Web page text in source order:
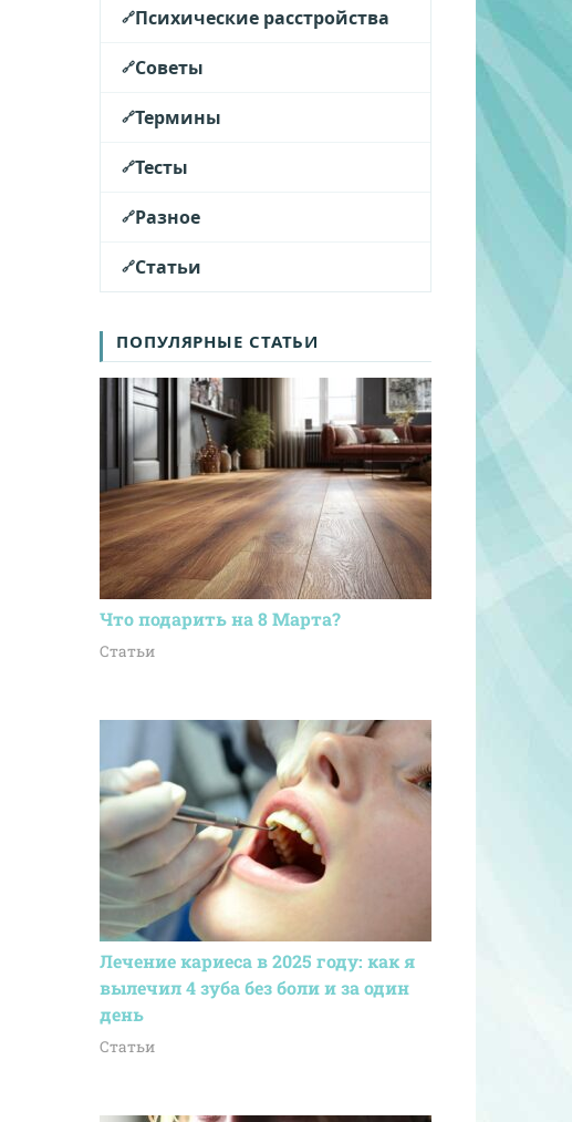
Психические расстройства
Советы
Термины
Тесты
Разное
Статьи
ПОПУЛЯРНЫЕ СТАТЬИ
Что подарить на 8 Марта?
Статьи
Лечение кариеса в 2025 году: как я
вылечил 4 зуба без боли и за один
день
Статьи